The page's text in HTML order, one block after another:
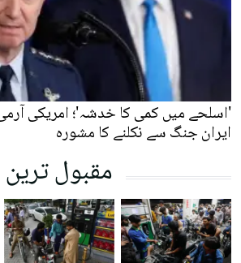
'اسلحے میں کمی کا خدشہ'؛ امریکی
ایران جنگ سے نکلنے کا مشورہ
مقبول ترین